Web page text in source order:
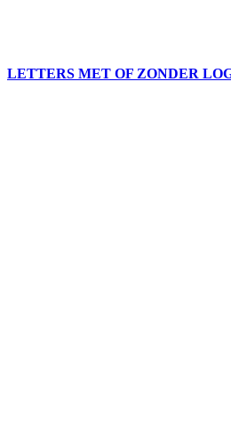
LETTERS MET OF ZONDER